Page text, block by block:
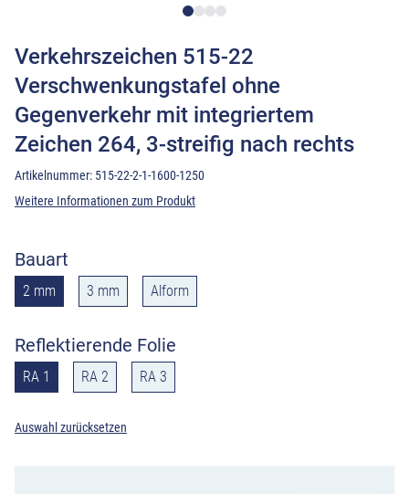
Verkehrszeichen 515-22
Verschwenkungstafel ohne
Gegenverkehr mit integriertem
Zeichen 264, 3-streifig nach rechts
Artikelnummer: 515-22-2-1-1600-1250
Weitere Informationen zum Produkt
Bauart
2 mm 3 mm Alform
Reflektierende Folie
RA 1 RA 2 RA 3
Auswahl zurücksetzen